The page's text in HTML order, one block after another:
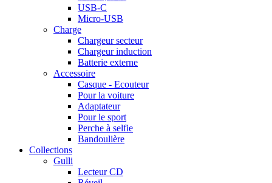
USB-C
Micro-USB
Charge
Chargeur secteur
Chargeur induction
Batterie externe
Accessoire
Casque - Ecouteur
Pour la voiture
Adaptateur
Pour le sport
Perche à selfie
Bandoulière
Collections
Gulli
Lecteur CD